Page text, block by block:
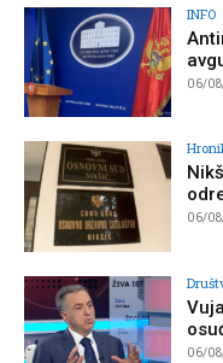
INFO
06/
06/
06/